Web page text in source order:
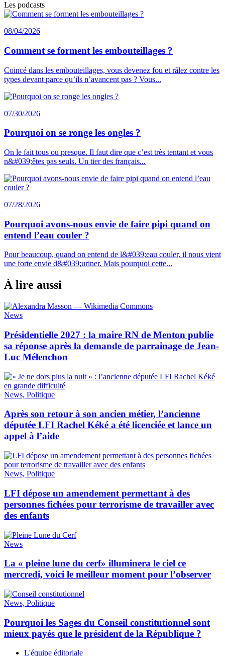
Les podcasts
08/04/2026
Comment se forment les embouteillages ?
Coincé dans les embouteillages, vous devenez fou et râlez contre les
types devant parce qu’ils n’avancent pas ? Vous...
07/30/2026
Pourquoi on se ronge les ongles ?
On le fait tous ou presque. Il faut dire que c’est très tentant et vous
n&#039;êtes pas seuls. Un tier des français...
07/28/2026
Pourquoi avons-nous envie de faire pipi quand on
entend l’eau couler ?
Pour beaucoup, quand on entend de l&#039;eau couler, il nous vient
une forte envie d&#039;uriner. Mais pourquoi cette...
À lire aussi
News
Présidentielle 2027 : la maire RN de Menton publie
sa réponse après la demande de parrainage de Jean-
Luc Mélenchon
News, Politique
Après son retour à son ancien métier, l’ancienne
députée LFI Rachel Kéké a été licenciée et lance un
appel à l’aide
News, Politique
LFI dépose un amendement permettant à des
personnes fichées pour terrorisme de travailler avec
des enfants
News
La « pleine lune du cerf» illuminera le ciel ce
mercredi, voici le meilleur moment pour l’observer
News, Politique
Pourquoi les Sages du Conseil constitutionnel sont
mieux payés que le président de la République ?
L'équipe éditoriale